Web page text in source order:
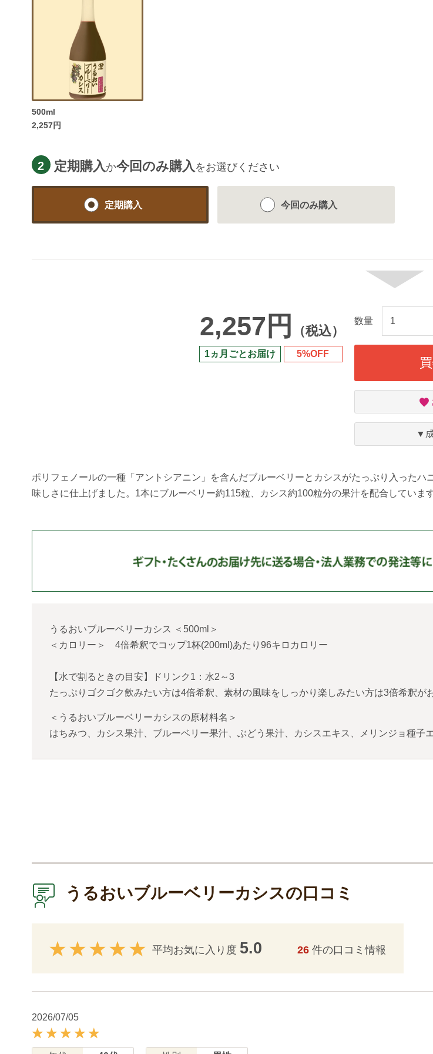
500ml
2,257円
2 定期購入 か今回のみ購入 をお選びください
定期購入 今回のみ購入
2,257円 （税込）
1ヵ月ごとお届け 5%OFF
数量
▼
ポリフェノールの一種「アントシアニン」を含んだブルーベリーとカシスがたっぷり入った
味しさに仕上げました。1本にブルーベリー約115粒、カシス約100粒分の果汁を配合していま
うるおいブルーベリーカシス ＜ 500ml ＞
＜カロリー＞ 4倍希釈でコップ1杯(200ml)あたり96キロカロリー
【水で割るときの目安】ドリンク1：水2～3
たっぷりゴクゴク飲みたい方は4倍希釈、素材の風味をしっかり楽しみたい方は3倍希釈が
＜うるおいブルーベリーカシスの原材料名＞
はちみつ、カシス果汁、ブルーベリー果汁、ぶどう果汁、カシスエキス、メリンジョ種
うるおいブルーベリーカシスの口コミ
平均お気に入り度 5.0 26 件の口コミ情報
2026/07/05